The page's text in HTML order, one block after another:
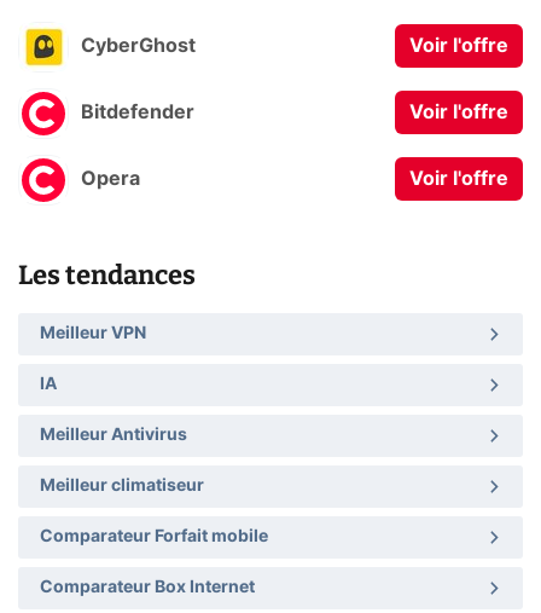
CyberGhost Voir l'offre
Bitdefender Voir l'offre
Opera Voir l'offre
Les tendances
Meilleur VPN
IA
Meilleur Antivirus
Meilleur climatiseur
Comparateur Forfait mobile
Comparateur Box Internet